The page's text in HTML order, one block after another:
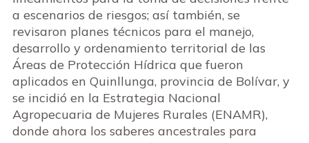
a escenarios de riesgos; así también, se
revisaron planes técnicos para el manejo,
desarrollo y ordenamiento territorial de las
Áreas de Protección Hídrica que fueron
aplicados en Quinllunga, provincia de Bolívar, y
se incidió en la Estrategia Nacional
Agropecuaria de Mujeres Rurales (ENAMR),
donde ahora los saberes ancestrales para